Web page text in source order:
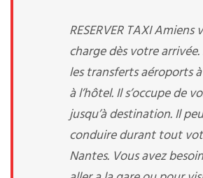
RESERVER TAXI
charge dès votre
les transferts aéroports
à l’hôtel. Il s’occupe de
jusqu’à destination. Il
conduire durant tout
Nantes. Vous avez